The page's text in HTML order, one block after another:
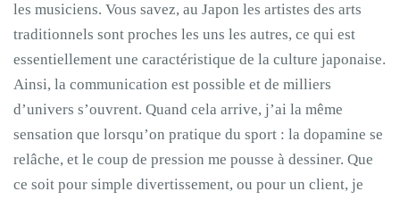
les musiciens. Vous savez, au Japon les artistes des arts
traditionnels sont proches les uns les autres, ce qui est
essentiellement une caractéristique de la culture japonaise.
Ainsi, la communication est possible et de milliers
d’univers s’ouvrent. Quand cela arrive, j’ai la même
sensation que lorsqu’on pratique du sport : la dopamine se
relâche, et le coup de pression me pousse à dessiner. Que
ce soit pour simple divertissement, ou pour un client, je